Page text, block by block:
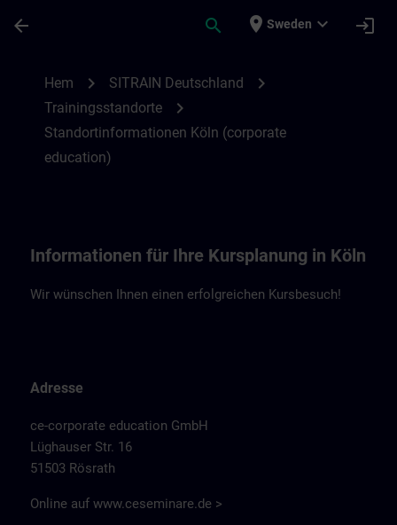
arrow_back search place Sweden expand_more login
Hem chevron_right SITRAIN Deutschland chevron_right
Trainingsstandorte chevron_right
Standortinformationen Köln (corporate
education)
Informationen für Ihre Kursplanung in Köln
Wir wünschen Ihnen einen erfolgreichen Kursbesuch!
Adresse
ce-corporate education GmbH
Lüghauser Str. 16
51503 Rösrath
Online auf www.ceseminare.de >